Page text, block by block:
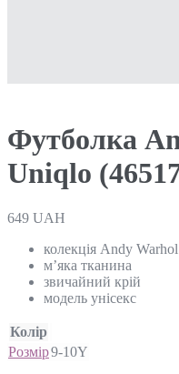
Футболка
Uniqlo
649 UAH
колекція Andy Warhol
м’яка тканина
звичайний крій
модель унісекс
Колір
Розмір9-10Y